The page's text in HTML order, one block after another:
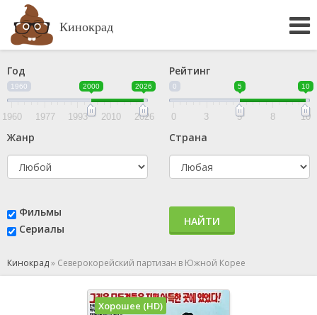
Кинокрад
Год
1960 2000 2026
1960 1977 1993 2010 2026
Рейтинг
0 5 10
0 3 5 8 10
Жанр Страна
Фильмы
Сериалы
НАЙТИ
Кинокрад» Северокорейский партизан в Южной Корее
Хорошее (HD)